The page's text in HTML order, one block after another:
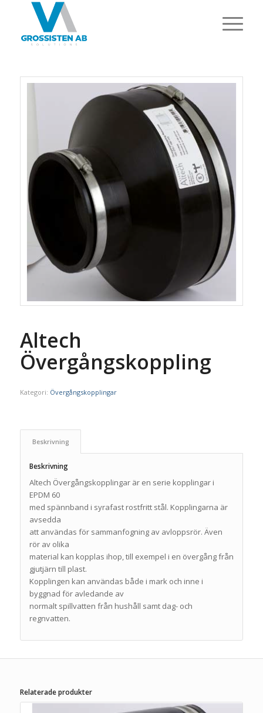
Altech
Övergångskoppling
Kategori: Övergångskopplingar
Beskrivning
Beskrivning
Altech Övergångskopplingar är en serie kopplingar i
EPDM 60
med spännband i syrafast rostfritt stål. Kopplingarna är
avsedda
att användas för sammanfogning av avloppsrör. Även
rör av olika
material kan kopplas ihop, till exempel i en övergång från
gjutjärn till plast.
Kopplingen kan användas både i mark och inne i
byggnad för avledande av
normalt spillvatten från hushåll samt dag- och
regnvatten.
Relaterade produkter